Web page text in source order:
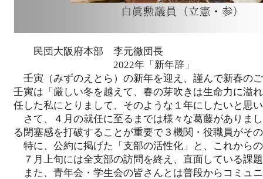
民団大阪府本部 李元徹団長
2022年「新年
壬寅（みずのえとら）の新年を迎え、謹んで新春の
壬寅は「厳しい冬を越えて、春の芽吹きは生命力に溢
任した私にとりまして、そのような１年にしたいと思
さて、４月の就任に至るまでは様々な葛藤がありま
る閉塞感を打破することが重要で３機関・役職員がそ
特に、公約に掲げた「支部の活性化」と、これから
７月上旬には全支部の訪問を終え、直面している課
また、青年会・学生会の皆さんとは普段からコミュ